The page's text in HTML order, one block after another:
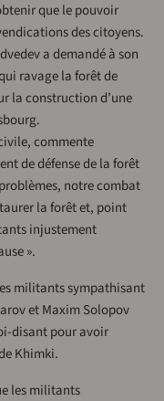
que le pouvoir
des citoyens.
a demandé à son
ravage la forêt de
la construction d’une
commente
de défense de la forêt
notre combat
la forêt et, point
injustement
».
militants sympathisant
et Maxim Solopov
disant pour avoir
Khimki.
les militants